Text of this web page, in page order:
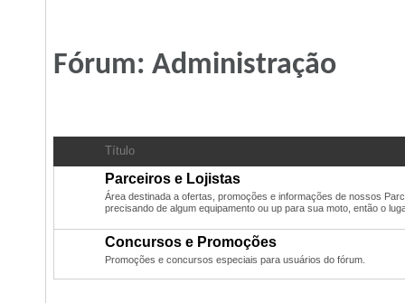
Fórum: Administração
Título
Parceiros e Lojistas
Área destinada a ofertas, promoções e informações de nossos
precisando de algum equipamento ou up para sua moto, então o
Concursos e Promoções
Promoções e concursos especiais para usuários do fórum.